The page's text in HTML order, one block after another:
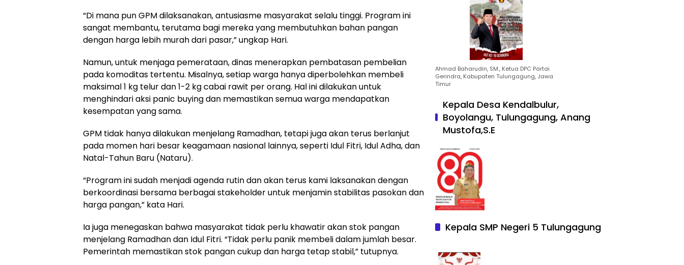
“Di mana pun GPM dilaksanakan, antusiasme masyarakat selalu tinggi. Program ini
sangat membantu, terutama bagi mereka yang membutuhkan bahan pangan
dengan harga lebih murah dari pasar,” ungkap Hari.
Namun, untuk menjaga pemerataan, dinas menerapkan pembatasan pembelian
pada komoditas tertentu. Misalnya, setiap warga hanya diperbolehkan membeli
maksimal 1 kg telur dan 1-2 kg cabai rawit per orang. Hal ini dilakukan untuk
menghindari aksi panic buying dan memastikan semua warga mendapatkan
kesempatan yang sama.
GPM tidak hanya dilakukan menjelang Ramadhan, tetapi juga akan terus berlanjut
pada momen hari besar keagamaan nasional lainnya, seperti Idul Fitri, Idul Adha, dan
Natal-Tahun Baru (Nataru).
“Program ini sudah menjadi agenda rutin dan akan terus kami laksanakan dengan
berkoordinasi bersama berbagai stakeholder untuk menjamin stabilitas pasokan dan
harga pangan,” kata Hari.
Ia juga menegaskan bahwa masyarakat tidak perlu khawatir akan stok pangan
menjelang Ramadhan dan Idul Fitri. “Tidak perlu panik membeli dalam jumlah besar.
Pemerintah memastikan stok pangan cukup dan harga tetap stabil,” tutupnya.
Ahmad Baharudin, SM., Ketua DPC Partai
Gerindra, Kabupaten Tulungagung, Jawa
Timur
Kepala Desa Kendalbulur,
Boyolangu, Tulungagung, Anang
Mustofa,S.E
Kepala SMP Negeri 5 Tulungagung